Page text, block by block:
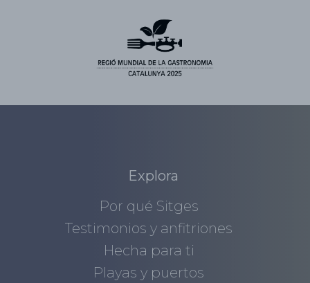
Explora
Por qué Sitges
Testimonios y anfitriones
Hecha para ti
Playas y puertos